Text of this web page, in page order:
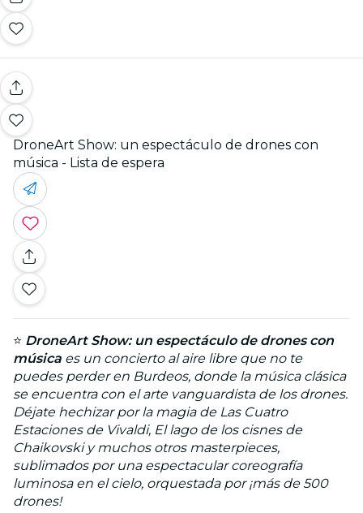
DroneArt Show: un espectáculo de drones con
música - Lista de espera
⭐ DroneArt Show: un espectáculo de drones con
música es un concierto al aire libre que no te
puedes perder en Burdeos, donde la música clásica
se encuentra con el arte vanguardista de los drones.
Déjate hechizar por la magia de Las Cuatro
Estaciones de Vivaldi, El lago de los cisnes de
Chaikovski y muchos otros masterpieces,
sublimados por una espectacular coreografía
luminosa en el cielo, orquestada por ¡más de 500
drones!